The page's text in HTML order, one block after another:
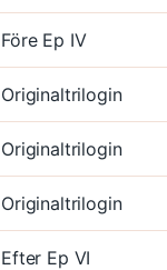
Före Ep IV
Originaltrilogin
Originaltrilogin
Originaltrilogin
Efter Ep VI